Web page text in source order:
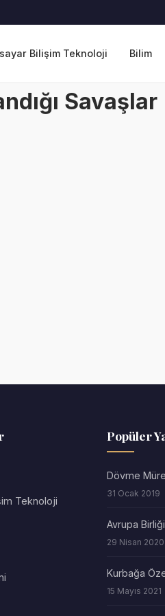
Bilişim Teknoloji Bilim
Savaşlar
Teknoloji
Popüler
Dövme
31 Ocak 2019
Avrupa
29 Nisan 2020
Kurbağa
15 Mayıs 2021